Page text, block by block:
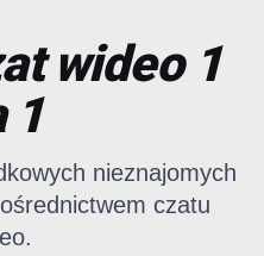
wideo 1
1
nieznajomych
czatu